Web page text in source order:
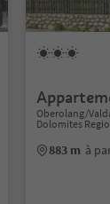
Oberolang/
Dolomites
883 m à